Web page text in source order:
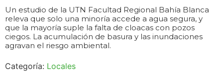
Un estudio de la UTN Facultad Regional Bahía Blanca
releva que solo una minoría accede a agua segura, y
que la mayoría suple la falta de cloacas con pozos
ciegos. La acumulación de basura y las inundaciones
agravan el riesgo ambiental.
Categoría: Locales